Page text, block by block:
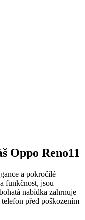
Oppo Reno11
a pokročilé
funkčnost, jsou
nabídka zahrnuje
před poškozením